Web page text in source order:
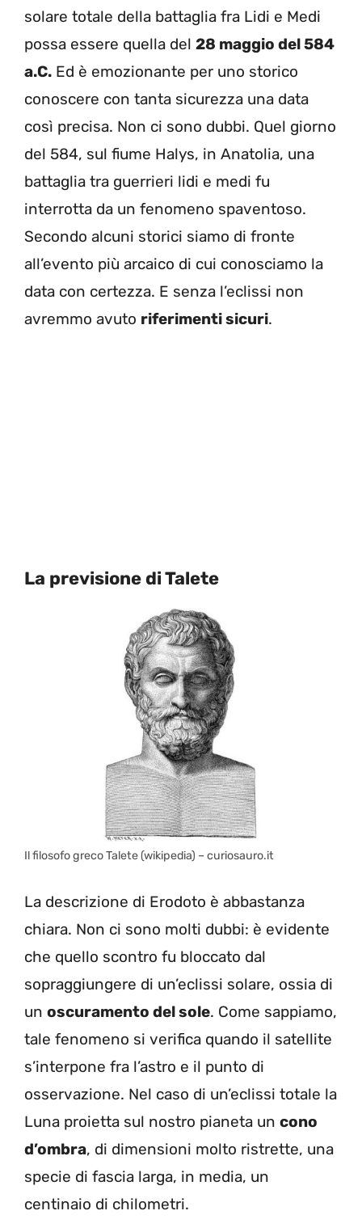
solare totale della battaglia fra Lidi e Medi
possa essere quella del 28 maggio del 584
a.C. Ed è emozionante per uno storico
conoscere con tanta sicurezza una data
così precisa. Non ci sono dubbi. Quel giorno
del 584, sul fiume Halys, in Anatolia, una
battaglia tra guerrieri lidi e medi fu
interrotta da un fenomeno spaventoso.
Secondo alcuni storici siamo di fronte
all’evento più arcaico di cui conosciamo la
data con certezza. E senza l’eclissi non
avremmo avuto riferimenti sicuri.
La previsione di Talete
Il filosofo greco Talete (wikipedia) – curiosauro.it
La descrizione di Erodoto è abbastanza
chiara. Non ci sono molti dubbi: è evidente
che quello scontro fu bloccato dal
sopraggiungere di un’eclissi solare, ossia di
un oscuramento del sole. Come sappiamo,
tale fenomeno si verifica quando il satellite
s’interpone fra l’astro e il punto di
osservazione. Nel caso di un’eclissi totale la
Luna proietta sul nostro pianeta un cono
d’ombra, di dimensioni molto ristrette, una
specie di fascia larga, in media, un
centinaio di chilometri.